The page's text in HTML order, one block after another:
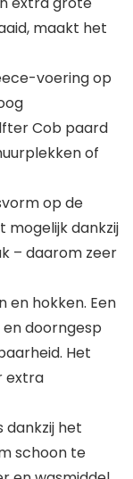
maakt het
voering op
Cob paard
of
op de
dankzij
– daarom zeer
en hokken. Een
doorngesp
Het
extra
dankzij het
schoon te